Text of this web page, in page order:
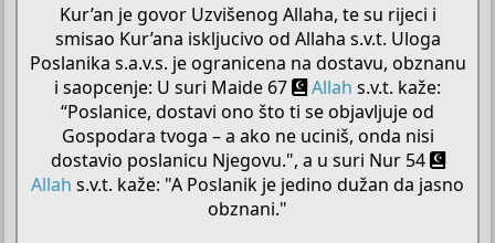
Kur’an je govor Uzvišenog Allaha, te su rijeci i
smisao Kur’ana iskljucivo od Allaha s.v.t. Uloga
Poslanika s.a.v.s. je ogranicena na dostavu, obznanu
i saopcenje: U suri Maide 67
Allah s.v.t. kaže:
“Poslanice, dostavi ono što ti se objavljuje od
Gospodara tvoga – a ako ne uciniš, onda nisi
dostavio poslanicu Njegovu.", a u suri Nur 54
Allah s.v.t. kaže: "A Poslanik je jedino dužan da jasno
obznani."